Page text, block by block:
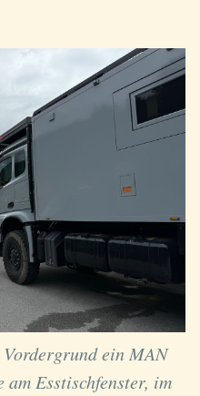
ein MAN
Esstischfenster, im